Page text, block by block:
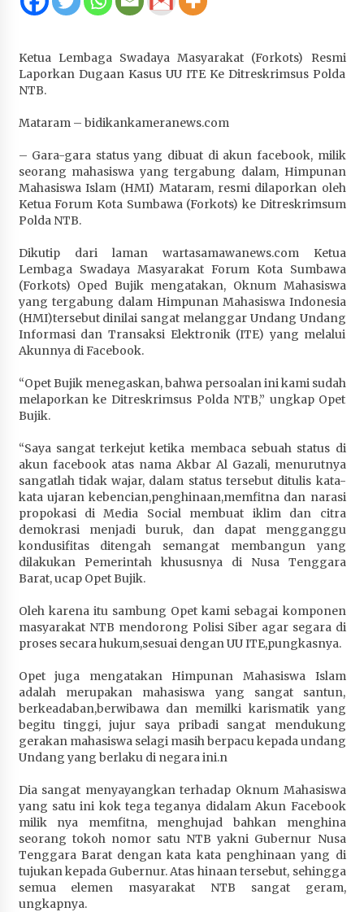
HUT ke-46 Dekranas di Makassar, di Hadapan
4 minggu ago
Bupati H. Jarot : Demi Keberlanjutan Pelayanan,
Penyesuaian Tarif Air Minum
4 minggu ago
Prestasi Nasional, Polwan Polres Sumbawa
Bripda Vanesa Aprilia Renyaan, Sabet Juara II
Taekwondo Kapolri Cup ke-7
Sekretaris Bapperida, Dwi Rahayu, ST,. MM,.
Pimpin Rakor Aksi Konvergensi Percepatan
Penurunan Stunting di Sumbawa
4 minggu ago
Wabup Ansori Apresiasi Rekomendasi dan
4 minggu ago
Bupati Sumbawa Lepas 487 Atlet dari Berbagai
Cabor yang Akan Berjuang pada PORPROV XII
NTB 2026
4 minggu ago
BAZNAS Kabupaten Sumbawa Salurkan Bantuan
Program 100 Mustahik Per Desa di Desa Teluk
Santong
4 minggu ago
Pelatihan PDPP 2026 Bali
4 minggu ago
Terapkan “Polantas Menyapa”, Satlantas Polres
Sumbawa Berupaya Wujudkan Pelayanan
Kepolisian yang Profesional
4 minggu ago
Capaian Program Pemerintah Kabupaten
4 minggu ago
Ketua Lembaga Swadaya Masyarakat (Forkots) Resmi
Laporkan Dugaan Kasus UU ITE Ke Ditreskrimsus Polda
NTB.
Mataram – bidikankameranews.com
– Gara-gara status yang dibuat di akun facebook, milik
seorang mahasiswa yang tergabung dalam, Himpunan
Mahasiswa Islam (HMI) Mataram, resmi dilaporkan oleh
Ketua Forum Kota Sumbawa (Forkots) ke Ditreskrimsum
Polda NTB.
Dikutip dari laman wartasamawanews.com Ketua
Lembaga Swadaya Masyarakat Forum Kota Sumbawa
(Forkots) Oped Bujik mengatakan, Oknum Mahasiswa
yang tergabung dalam Himpunan Mahasiswa Indonesia
(HMI)tersebut dinilai sangat melanggar Undang Undang
Informasi dan Transaksi Elektronik (ITE) yang melalui
Akunnya di Facebook.
“Opet Bujik menegaskan, bahwa persoalan ini kami sudah
melaporkan ke Ditreskrimsus Polda NTB,” ungkap Opet
Bujik.
“Saya sangat terkejut ketika membaca sebuah status di
akun facebook atas nama Akbar Al Gazali, menurutnya
sangatlah tidak wajar, dalam status tersebut ditulis kata-
kata ujaran kebencian,penghinaan,memfitna dan narasi
propokasi di Media Social membuat iklim dan citra
demokrasi menjadi buruk, dan dapat mengganggu
kondusifitas ditengah semangat membangun yang
dilakukan Pemerintah khususnya di Nusa Tenggara
Barat, ucap Opet Bujik.
Oleh karena itu sambung Opet kami sebagai komponen
masyarakat NTB mendorong Polisi Siber agar segara di
proses secara hukum,sesuai dengan UU ITE,pungkasnya.
Opet juga mengatakan Himpunan Mahasiswa Islam
adalah merupakan mahasiswa yang sangat santun,
berkeadaban,berwibawa dan memilki karismatik yang
begitu tinggi, jujur saya pribadi sangat mendukung
gerakan mahasiswa selagi masih berpacu kepada undang
Undang yang berlaku di negara ini.n
Dia sangat menyayangkan terhadap Oknum Mahasiswa
yang satu ini kok tega teganya didalam Akun Facebook
milik nya memfitna, menghujad bahkan menghina
seorang tokoh nomor satu NTB yakni Gubernur Nusa
Tenggara Barat dengan kata kata penghinaan yang di
tujukan kepada Gubernur. Atas hinaan tersebut, sehingga
semua elemen masyarakat NTB sangat geram,
ungkapnya.